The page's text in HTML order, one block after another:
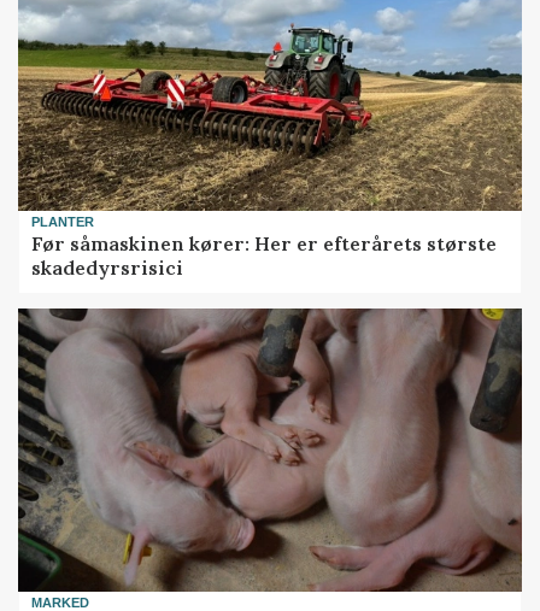
PLANTER
Før såmaskinen kører: Her er efterårets største
skadedyrsrisici
MARKED